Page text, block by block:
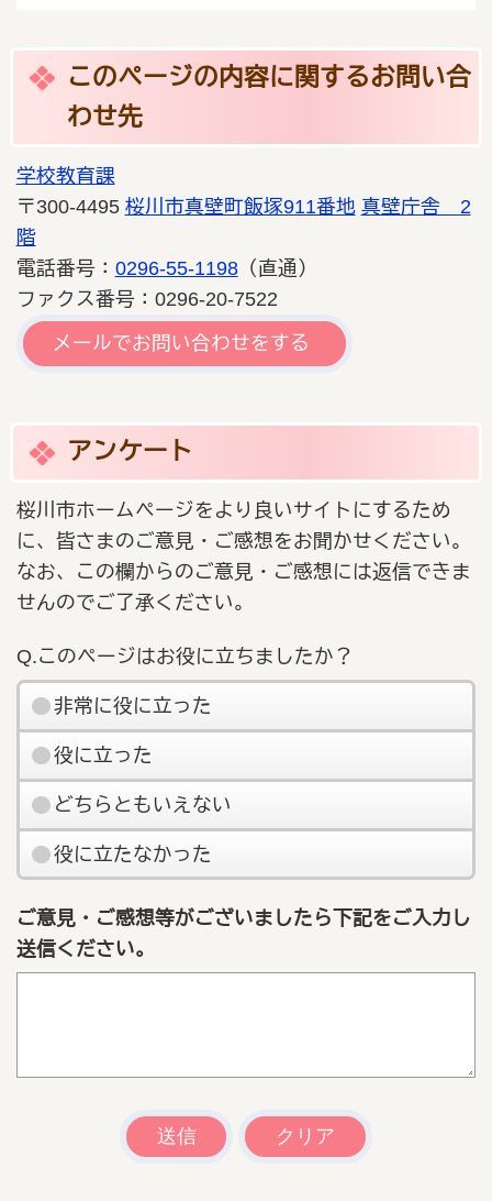
このページの内容に関するお問い合
わせ先
学校教育課
〒300-4495 桜川市真壁町飯塚911番地 真壁庁舎 2
階
電話番号： 0296-55-1198（直通）
ファクス番号：0296-20-7522
メールでお問い合わせをする
アンケート
桜川市ホームページをより良いサイトにするため
に、皆さまのご意見・ご感想をお聞かせください。
なお、この欄からのご意見・ご感想には返信できま
せんのでご了承ください。
Q.このページはお役に立ちましたか？
非常に役に立った
役に立った
どちらともいえない
役に立たなかった
ご意見・ご感想等がございましたら下記をご入力し
送信ください。